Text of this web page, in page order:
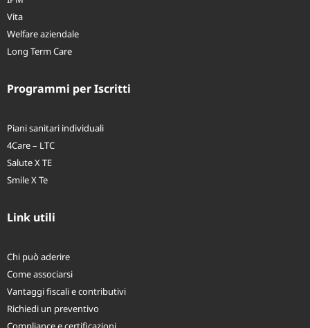
Long Term Care
Programmi per Iscritti
Link utili
Chi può aderire
Vantaggi fiscali e contributivi
Richiedi un preventivo